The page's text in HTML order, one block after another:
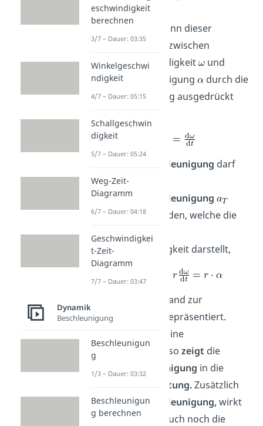
Zeit ist.
Mathematisch kann dieser
Zusammenhang zwischen
Winkelgeschwindigkeit
und
Winkelbeschleunigung
durch die
zeitliche Ableitung ausgedrückt
Winkelbeschleunigung darf
nicht mit der
Tangentialbeschleunigung
verwechselt
werden, welche die
Ableitung der
Bahngeschwindigkeit darstellt,
wobei r den Abstand zur
Rotationsachse repräsentiert.
Betrachtet man eine
Kreisbewegung,
so zeigt die
Winkelbeschleunigung in die
tangentiale Richtung.Zusätzlich
zurWinkelbeschleunigung,wirkt
auf den Körper auch noch die
eschwindigkeit
berechnen
3/7 – Dauer: 03:35
Winkelgeschwi
ndigkeit
4/7 – Dauer: 05:15
Schallgeschwin
digkeit
5/7 – Dauer: 05:24
Weg-Zeit-
Diagramm
6/7 – Dauer: 04:18
Geschwindigkei
t-Zeit-
Diagramm
7/7 – Dauer: 03:47
Dynamik
Beschleunigung
Beschleunigun
g
1/3 – Dauer: 03:32
Beschleunigun
g berechnen